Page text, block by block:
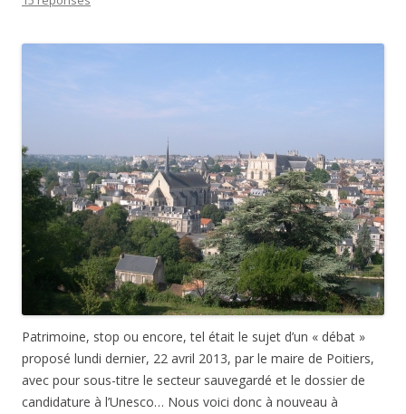
Patrimoine, stop ou encore, tel était le sujet d’un « débat »
proposé lundi dernier, 22 avril 2013, par le maire de Poitiers,
avec pour sous-titre le secteur sauvegardé et le dossier de
candidature à l’Unesco… Nous voici donc à nouveau à